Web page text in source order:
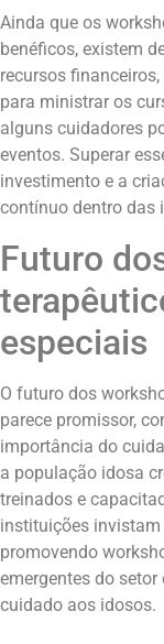
Ainda que os
benéficos, existem
recursos
para ministrar os
alguns cuidadores
eventos. Superar
investimento e a
contínuo dentro das
Futuro
especiais
O futuro dos
parece promissor,
importância do
a população idosa
treinados e
instituições
promovendo
emergentes do
cuidado aos idosos.